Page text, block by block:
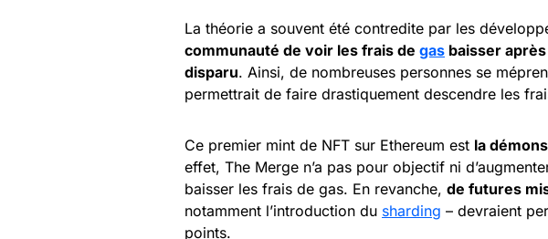
La théorie a souvent été contredite par les
communauté de voir les frais de gas baisser
disparu. Ainsi, de nombreuses personnes se
permettrait de faire drastiquement descendre les
Ce premier mint de NFT sur Ethereum est la
effet, The Merge n’a pas pour objectif ni
baisser les frais de gas. En revanche, de futures
notamment l’introduction du sharding – devraient
points.